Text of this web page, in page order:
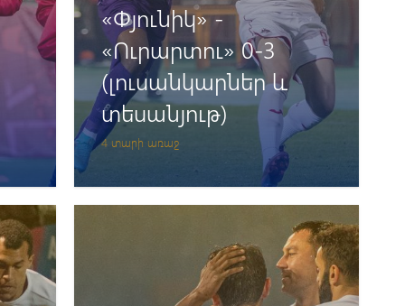
4 տարի առաջ
«Փյունիկ» -
«Ուրարտու» 0-3
(լուսանկարներ և
տեսանյութ)